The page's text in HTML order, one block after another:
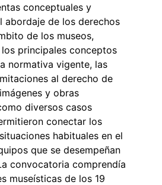
conceptuales y
abordaje de los derechos
de los museos,
principales conceptos
normativa vigente, las
al derecho de
y obras
diversos casos
conectar los
habituales en el
que se desempeñan
convocatoria comprendía
museísticas de los 19